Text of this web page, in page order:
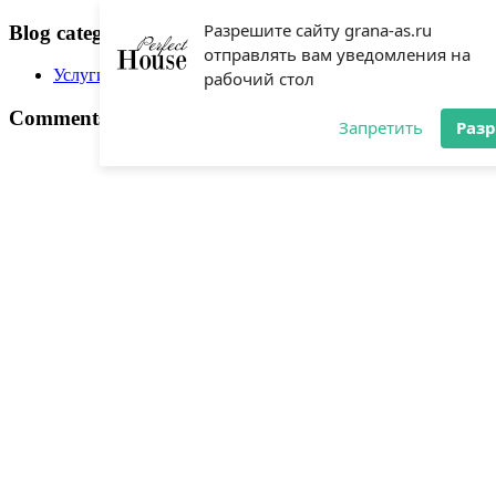
Разрешите сайту grana-as.ru
отправлять вам уведомления на
рабочий стол
Запретить
Blog categories
Услуги (2)
Comments